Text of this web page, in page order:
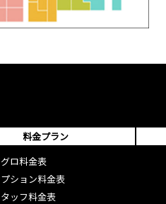
料金プラン
ロ料金表
ション料金表
ッフ料金表